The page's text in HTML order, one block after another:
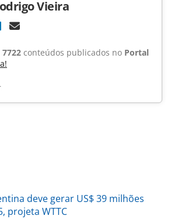
Vieira
7722 conteúdos publicados no Portal
deve gerar US$ 39 milhões
projeta WTTC